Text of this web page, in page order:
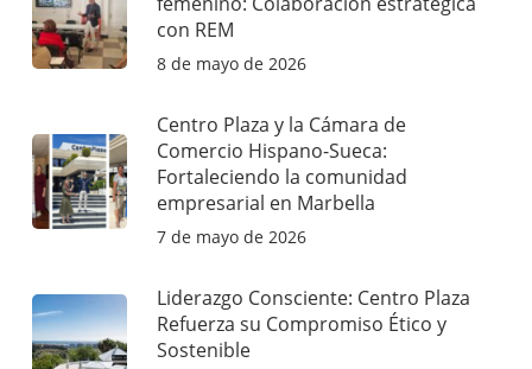
con REM
8 de mayo de 2026
Centro Plaza y la Cámara de
Comercio Hispano-Sueca:
Fortaleciendo la comunidad
empresarial en Marbella
7 de mayo de 2026
Liderazgo Consciente: Centro Plaza
Refuerza su Compromiso Ético y
Sostenible